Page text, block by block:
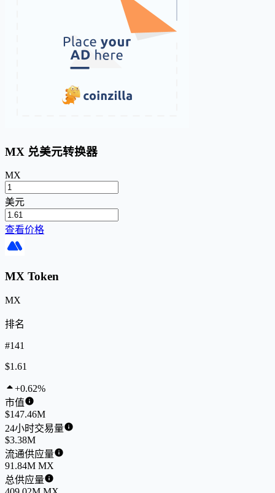
MX 兑美元转换器
MX
美元
查看价格
MX Token
MX
排名
#141
$1.61
+0.62%
市值
$147.46M
24小时交易量
$3.38M
流通供应量
91.84M MX
总供应量